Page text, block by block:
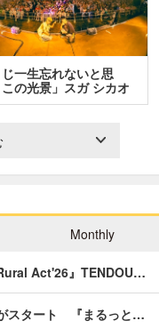
じ一生忘れないと思
の光景」スガ シカオ
Monthly
Act'26』TENDOU…
スタート 『まるっと…